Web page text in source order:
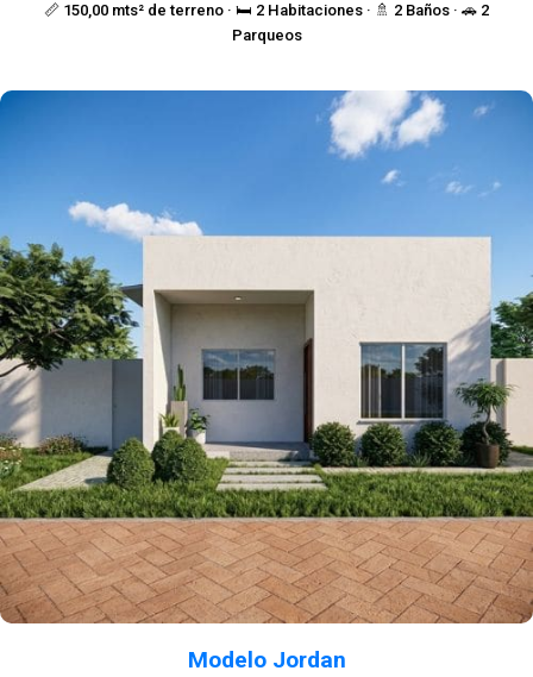
📏 150,00 mts² de terreno · 🛏️ 2 Habitaciones · 🚿 2 Baños · 🚗 2
Parqueos
Modelo Jordan